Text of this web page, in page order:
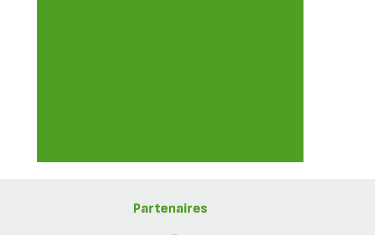
Partenaires